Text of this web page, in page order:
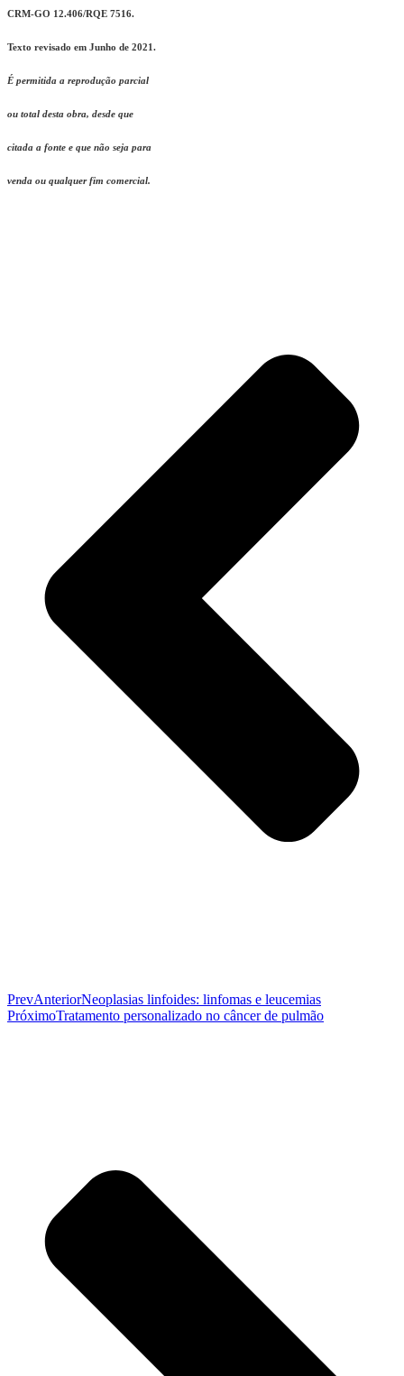
CRM-GO 12.406/RQE 7516.
Texto revisado em Junho de 2021.
É permitida a reprodução parcial
ou total desta obra, desde que
citada a fonte e que não seja para
venda ou qualquer fim comercial.
PrevAnteriorNeoplasias linfoides: linfomas e leucemias
PróximoTratamento personalizado no câncer de pulmão